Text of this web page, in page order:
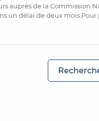
auprès de la Commission
un délai de deux